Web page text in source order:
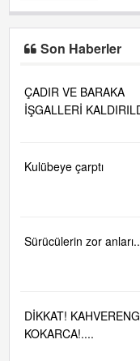
Son Haberler
ÇADIR VE BARAKA
İŞGALLERİ
Kulübeye çarptı
Sürücülerin zor
DİKKAT!
KOKARCA!....